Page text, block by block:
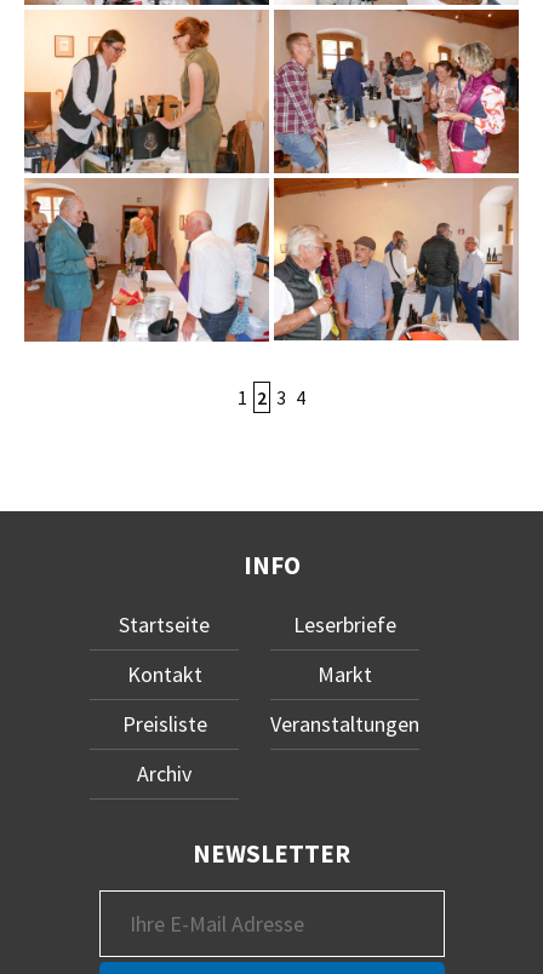
1 2 3 4
INFO
Startseite
Kontakt
Preisliste
Archiv
Leserbriefe
Markt
Veranstaltungen
NEWSLETTER